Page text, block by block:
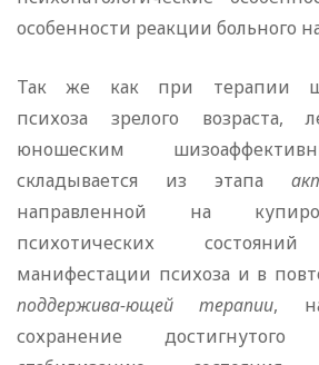
особенности реакции больного
Так же как при терапии
психоза зрелого возраста,
юношеским
складывается из этапа
направленной на
психотических
манифестации психоза и в
поддержива-ющей терапии,
сохранение